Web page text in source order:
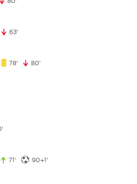
63'
78' 78. minute
80'
71' 71. minute
90+1'